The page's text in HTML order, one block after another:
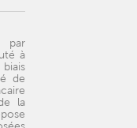
par
à
de
la